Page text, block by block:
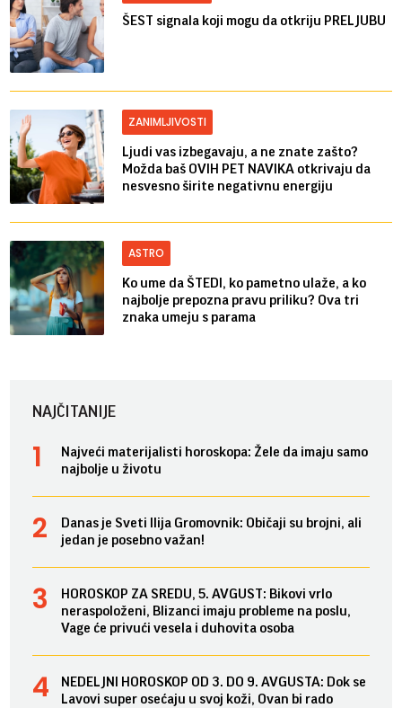
ŠEST signala koji mogu da otkriju PRELJUBU
ZANIMLJIVOSTI
Ljudi vas izbegavaju, a ne znate zašto?
Možda baš OVIH PET NAVIKA otkrivaju da
nesvesno širite negativnu energiju
ASTRO
Ko ume da ŠTEDI, ko pametno ulaže, a ko
najbolje prepozna pravu priliku? Ova tri
znaka umeju s parama
NAJČITANIJE
Najveći materijalisti horoskopa: Žele da imaju samo
najbolje u životu
Danas je Sveti Ilija Gromovnik: Običaji su brojni, ali
jedan je posebno važan!
HOROSKOP ZA SREDU, 5. AVGUST: Bikovi vrlo
neraspoloženi, Blizanci imaju probleme na poslu,
Vage će privući vesela i duhovita osoba
NEDELJNI HOROSKOP OD 3. DO 9. AVGUSTA: Dok se
Lavovi super osećaju u svoj koži, Ovan bi rado